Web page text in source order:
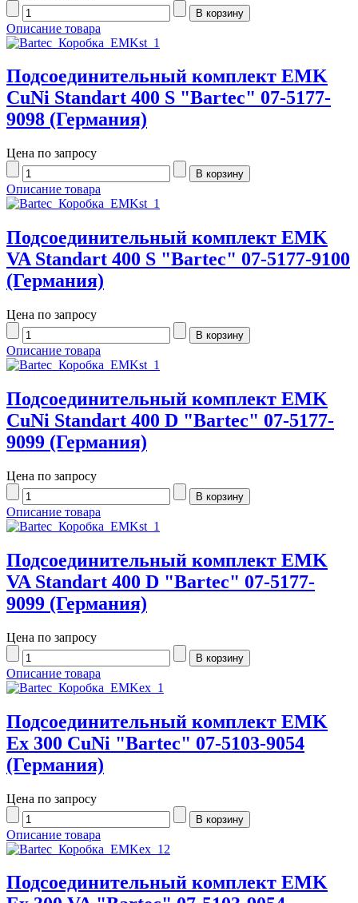
Описание товара
Подсоединительный комплект EMK
CuNi Standart 400 S "Bartec" 07-5177-
9098 (Германия)
Цена по запросу
Описание товара
Подсоединительный комплект EMK
VA Standart 400 S "Bartec" 07-5177-9100
(Германия)
Цена по запросу
Описание товара
Подсоединительный комплект EMK
CuNi Standart 400 D "Bartec" 07-5177-
9099 (Германия)
Цена по запросу
Описание товара
Подсоединительный комплект EMK
VA Standart 400 D "Bartec" 07-5177-
9099 (Германия)
Цена по запросу
Описание товара
Подсоединительный комплект EMK
Ex 300 CuNi "Bartec" 07-5103-9054
(Германия)
Цена по запросу
Описание товара
Подсоединительный комплект EMK